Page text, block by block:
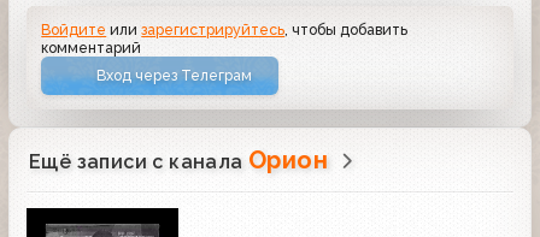
Войдите илизарегистрируйтесь , чтобы добавить
комментарий
Вход через Телеграм
Ещё записи с канала Орион